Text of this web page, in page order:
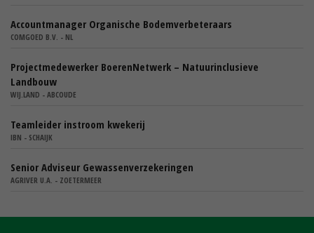
Accountmanager Organische Bodemverbeteraars
COMGOED B.V. - NL
Projectmedewerker BoerenNetwerk – Natuurinclusieve
Landbouw
WIJ.LAND - ABCOUDE
Teamleider instroom kwekerij
IBN - SCHAIJK
Senior Adviseur Gewassenverzekeringen
AGRIVER U.A. - ZOETERMEER